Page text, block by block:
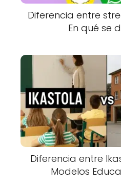
Diferencia entre
En qué se
Diferencia entre
Modelos